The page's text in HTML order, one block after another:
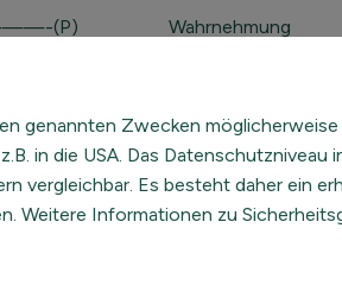
(P) Wahrnehmung
für die Präferenzen der Person.
trotzdem vorhanden, nur nicht
der Gegensatz. Die Zuordnung zu
nebeneinander. Mit der
genannten Zwecken möglicherweise
in die USA. Das Datenschutzniveau
vergleichbar. Es besteht daher ein
Weitere Informationen zu